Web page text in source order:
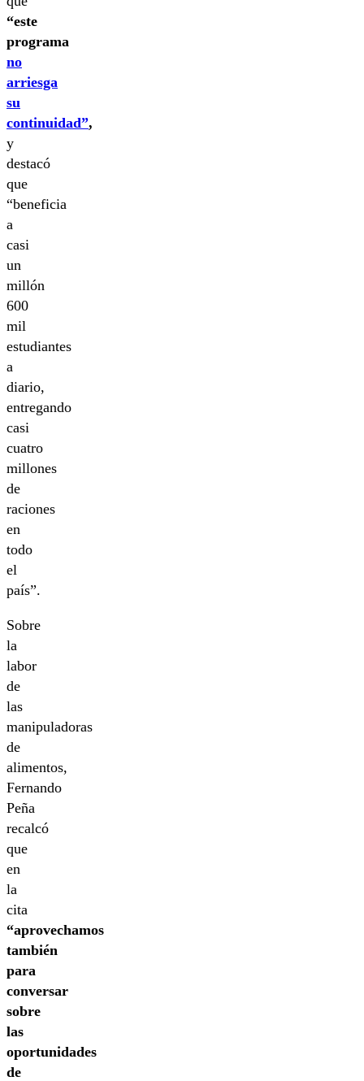
“este
programa
no
arriesga
su
continuidad”,
y
destacó
que
“beneficia
a
casi
un
millón
600
mil
estudiantes
a
diario,
entregando
casi
cuatro
millones
de
raciones
en
todo
el
país”.
Sobre
la
labor
de
las
manipuladoras
de
alimentos,
Fernando
Peña
recalcó
que
en
la
cita
“aprovechamos
también
para
conversar
sobre
las
oportunidades
de